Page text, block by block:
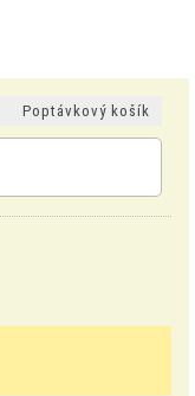
Poptávkový košík